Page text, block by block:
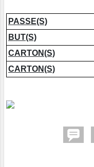
PASSE(S)
BUT(S)
CARTON(S)
CARTON(S)